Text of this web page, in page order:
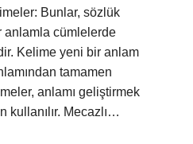
Bunlar, sözlük
anlamla cümlelerde
Kelime yeni bir anlam
tamamen
anlamı geliştirmek
kullanılır. Mecazlı…